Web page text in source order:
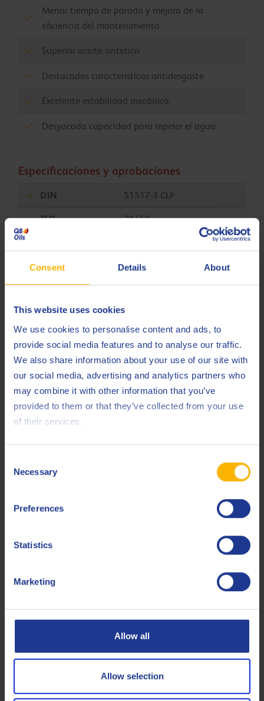
Consent Details About
This website uses cookies
We use cookies to personalise content and ads, to
provide social media features and to analyse our traffic.
We also share information about your use of our site with
our social media, advertising and analytics partners who
may combine it with other information that you’ve
provided to them or that they’ve collected from your use
of their services.
Selection
Necessary
Preferences
Statistics
Marketing
Allow all
Allow selection
Menor tiempo de parada y mejora de la
eficiencia del mantenimiento
Superior aceite sintético
Destacadas características antidesgaste
Excelente estabilidad mecánica
Desyacada capacidad para repeler el agua
Especificaciones y aprobaciones
DIN 51517-3 CLP
ISO 21469
Less specifications
Q8 Rossini CH 150
Fluido sintético para cadenas de grado alimentario
Alimentaria